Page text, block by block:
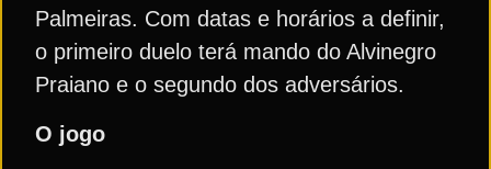
Palmeiras. Com datas e horários a definir,
o primeiro duelo terá mando do Alvinegro
Praiano e o segundo dos adversários.
O jogo